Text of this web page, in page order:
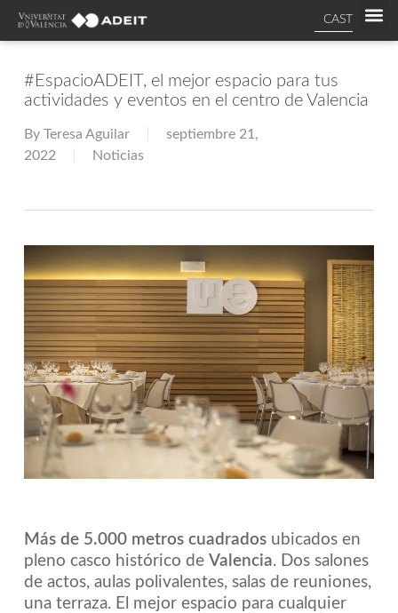
CAST
#EspacioADEIT, el mejor espacio para tus
actividades y eventos en el centro de Valencia
By Teresa Aguilar
septiembre 21,
2022
Noticias
Más de 5.000 metros cuadradosubicados en
pleno casco histórico de Valencia. Dos salones
de actos, aulas polivalentes, salas de reuniones,
una terraza. El mejor espacio para cualquier